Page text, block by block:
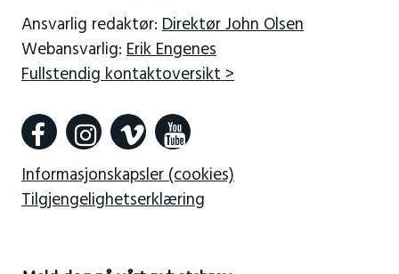
Ansvarlig redaktør: Direktør John Olsen
Webansvarlig: Erik Engenes
Fullstendig kontaktoversikt >
Informasjonskapsler (cookies)
Tilgjengelighetserklæring